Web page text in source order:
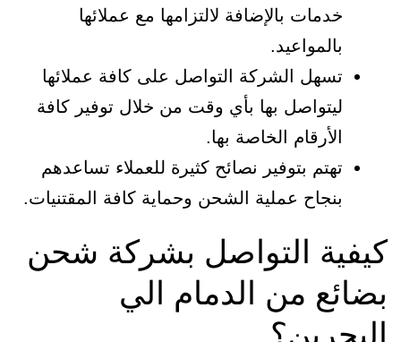
خدمات بالإضافة لالتزامها مع عملائها
بالمواعيد.
تسهل الشركة التواصل على كافة عملائها
ليتواصل بها بأي وقت من خلال توفير كافة
الأرقام الخاصة بها.
تهتم بتوفير نصائح كثيرة للعملاء تساعدهم
بنجاح عملية الشحن وحماية كافة المقتنيات.
كيفية التواصل بشركة شحن
بضائع من الدمام الي